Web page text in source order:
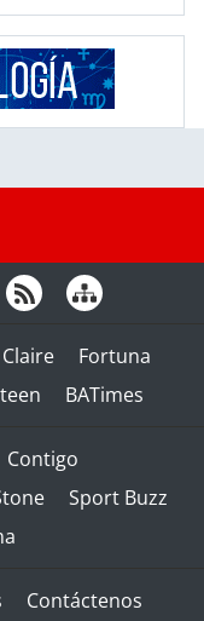
Fortuna
BATimes
Contigo
Sport Buzz
Contáctenos